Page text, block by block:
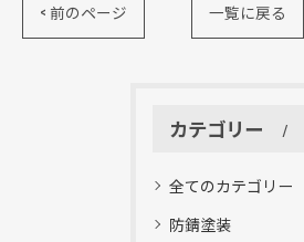
< 前のページ 一覧に戻る
カテゴリー
全てのカテゴリー
防錆塗装